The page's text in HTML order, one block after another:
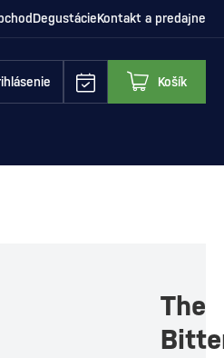
DegustácieKontakt a predajne
Košík
The